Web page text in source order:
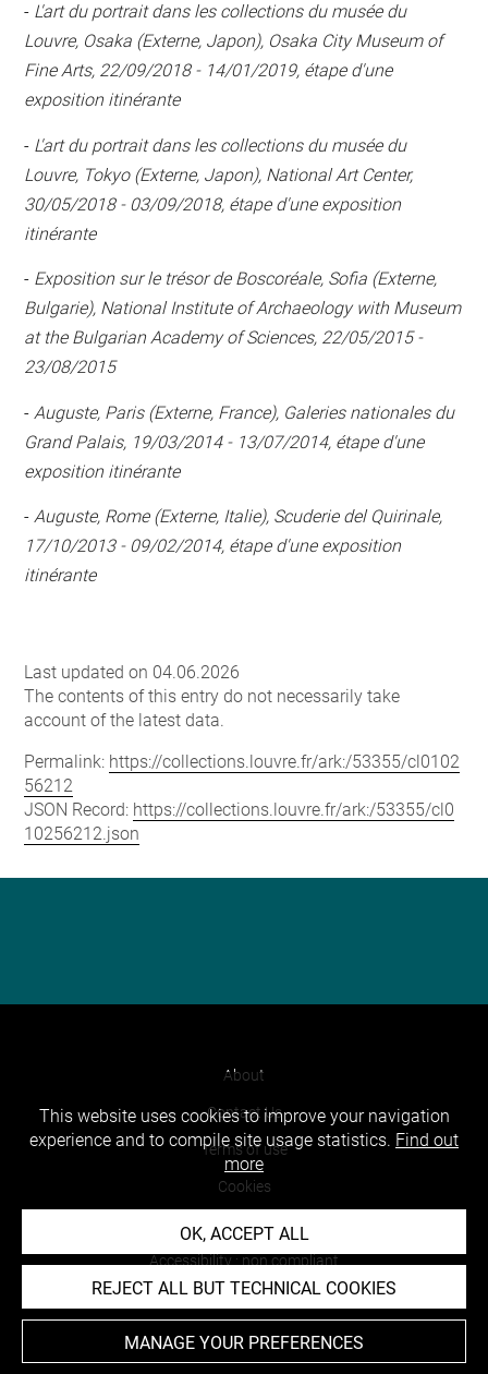
- L'art du portrait dans les collections du musée du
Louvre, Osaka (Externe, Japon), Osaka City Museum of
Fine Arts, 22/09/2018 - 14/01/2019, étape d'une
exposition itinérante
- L'art du portrait dans les collections du musée du
Louvre, Tokyo (Externe, Japon), National Art Center,
30/05/2018 - 03/09/2018, étape d'une exposition
itinérante
- Exposition sur le trésor de Boscoréale, Sofia (Externe,
Bulgarie), National Institute of Archaeology with Museum
at the Bulgarian Academy of Sciences, 22/05/2015 -
23/08/2015
- Auguste, Paris (Externe, France), Galeries nationales du
Grand Palais, 19/03/2014 - 13/07/2014, étape d'une
exposition itinérante
-Auguste, Rome (Externe, Italie), Scuderie del Quirinale,
17/10/2013 - 09/02/2014, étape d'une exposition
itinérante
Last updated on 04.06.2026
The contents of this entry do not necessarily take
account of the latest data.
Permalink: https://collections.louvre.fr/ark:/53355/cl0102
56212
JSON Record: https://collections.louvre.fr/ark:/53355/cl0
10256212.json
About
Contact Us
Terms of use
Cookies
Credits
Accessibility : non compliant
This website uses cookies to improve your navigation
experience and to compile site usage statistics. Find out
more
OK, ACCEPT ALL
REJECT ALL BUT TECHNICAL COOKIES
MANAGE YOUR PREFERENCES